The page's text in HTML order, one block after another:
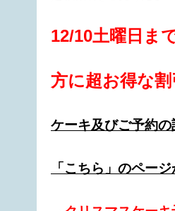
12/10土曜日ま
方に超お得な
ケーキ及びご予約の
「こちら 」のページ